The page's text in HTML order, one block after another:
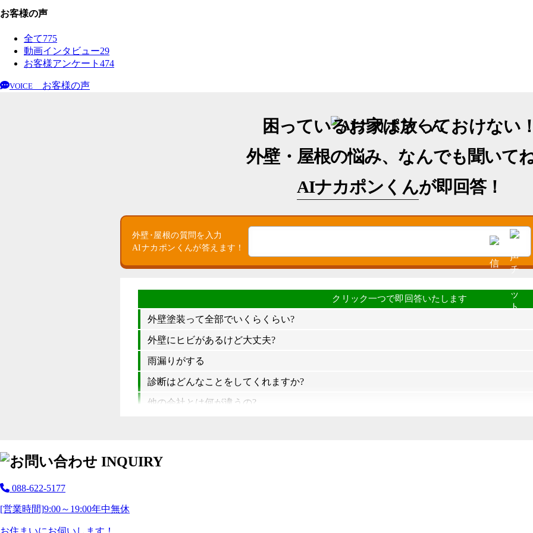
お客様の声
全て775
動画インタビュー29
お客様アンケート 474
VOICE お客様の声
困っているお家は放っておけない
外壁・屋根の悩み、なんでも聞いて
AIナカポンくんが即回答！
外壁･屋根の質問を入力
AIナカポンくんが答えます！
外壁塗装って全部でいくらくらい?
外壁にヒビがあるけど大丈夫?
雨漏りがする
診断はどんなことをしてくれますか?
他の会社とは何が違うの?
088-622-5177
[営業時間]9:00～19:00年中無休
お住まいにお伺いします！